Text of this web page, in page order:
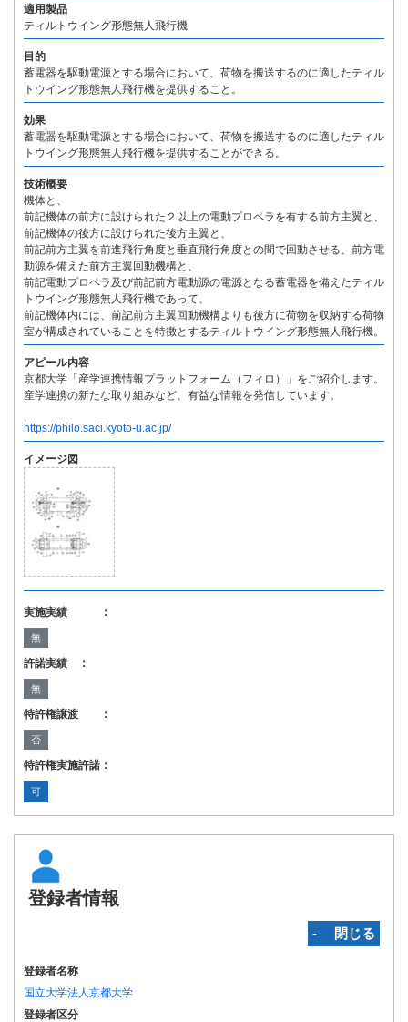
適用製品
ティルトウイング形態無人飛行機
目的
蓄電器を駆動電源とする場合において、荷物を搬送するのに適したティル
トウイング形態無人飛行機を提供すること。
効果
蓄電器を駆動電源とする場合において、荷物を搬送するのに適したティル
トウイング形態無人飛行機を提供することができる。
技術概要
機体と、
前記機体の前方に設けられた２以上の電動プロペラを有する前方主翼と、
前記機体の後方に設けられた後方主翼と、
前記前方主翼を前進飛行角度と垂直飛行角度との間で回動させる、前方電
動源を備えた前方主翼回動機構と、
前記電動プロペラ及び前記前方電動源の電源となる蓄電器を備えたティル
トウイング形態無人飛行機であって、
前記機体内には、前記前方主翼回動機構よりも後方に荷物を収納する荷物
室が構成されていることを特徴とするティルトウイング形態無人飛行機。
アピール内容
京都大学「産学連携情報プラットフォーム（フィロ）」をご紹介します。
産学連携の新たな取り組みなど、有益な情報を発信しています。
https://philo.saci.kyoto-u.ac.jp/
イメージ図
実施実績 ：
無
許諾実績 ：
無
特許権譲渡 ：
否
特許権実施許諾：
可
登録者情報
‐ 閉じる
登録者名称
国立大学法人京都大学
登録者区分